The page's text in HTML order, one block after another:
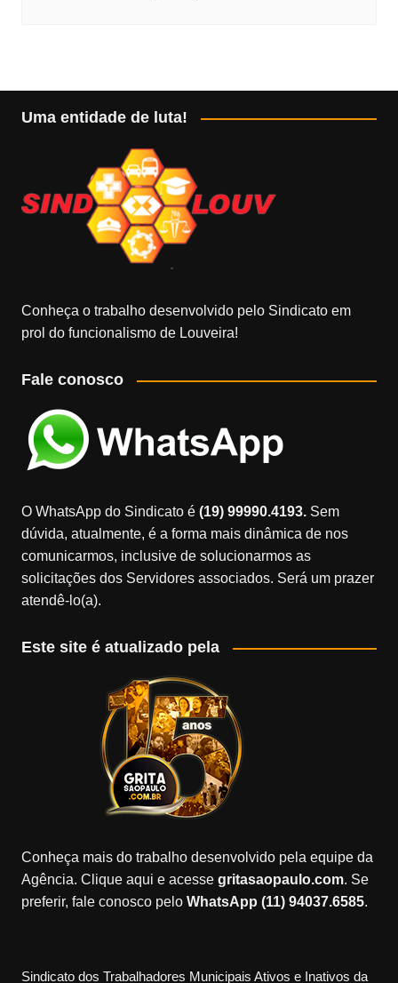
Uma entidade de luta!
Conheça o trabalho desenvolvido pelo Sindicato em
prol do funcionalismo de Louveira!
Fale conosco
O WhatsApp do Sindicato é(19) 99990.4193.Sem
dúvida, atualmente, é a forma mais dinâmica de nos
comunicarmos, inclusive de solucionarmos as
solicitações dos Servidores associados. Será um prazer
atendê-lo(a).
Este site é atualizado pela
Conheça mais do trabalho desenvolvido pela equipe da
Agência. Clique aqui e acesse gritasaopaulo.com. Se
preferir, fale conosco peloWhatsApp (11) 94037.6585.
Sindicato dos Trabalhadores Municipais Ativos e Inativos da